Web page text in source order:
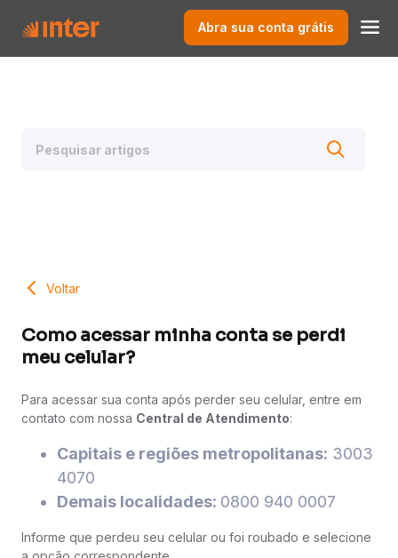
Abra sua conta grátis
Voltar
Como acessar minha conta se perdi
meu celular?
Para acessar sua conta após perder seu celular, entre em
contato com nossa Central de Atendimento:
Capitais e regiões metropolitanas: 3003
4070
Demais localidades: 0800 940 0007
Informe que perdeu seu celular ou foi roubado e selecione